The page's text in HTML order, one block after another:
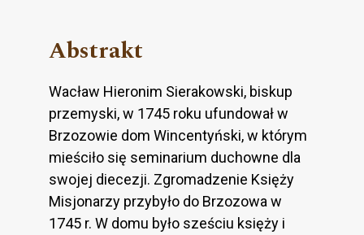
Abstrakt
Wacław Hieronim Sierakowski, biskup
przemyski, w 1745 roku ufundował w
Brzozowie dom Wincentyński, w którym
mieściło się seminarium duchowne dla
swojej diecezji. Zgromadzenie Księży
Misjonarzy przybyło do Brzozowa w
1745 r. W domu było sześciu księży i ​​